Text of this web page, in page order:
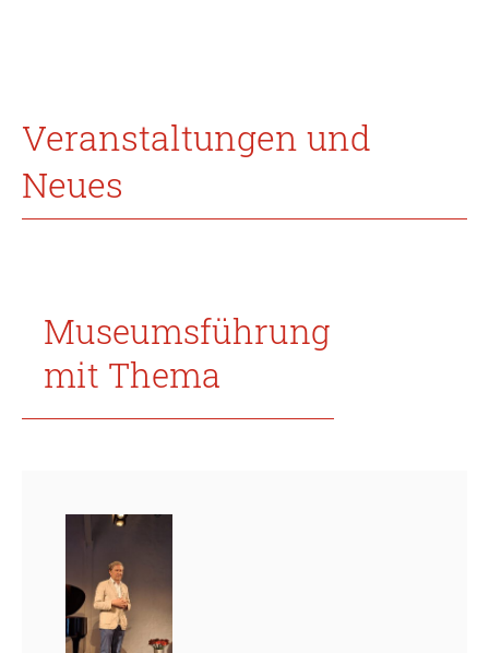
Veranstaltungen und
Neues
Museumsführung
mit Thema